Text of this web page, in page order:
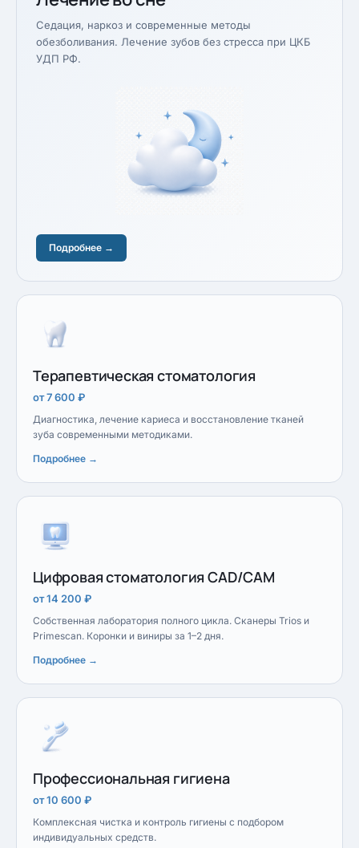
Седация, наркоз и современные методы
обезболивания. Лечение зубов без стресса при ЦКБ
УДП РФ.
Подробнее →
Терапевтическая стоматология
от 7 600 ₽
Диагностика, лечение кариеса и восстановление тканей
зуба современными методиками.
Подробнее →
Цифровая стоматология CAD/CAM
от 14 200 ₽
Собственная лаборатория полного цикла. Сканеры Trios и
Primescan. Коронки и виниры за 1–2 дня.
Подробнее →
Профессиональная гигиена
от 10 600 ₽
Комплексная чистка и контроль гигиены с подбором
индивидуальных средств.